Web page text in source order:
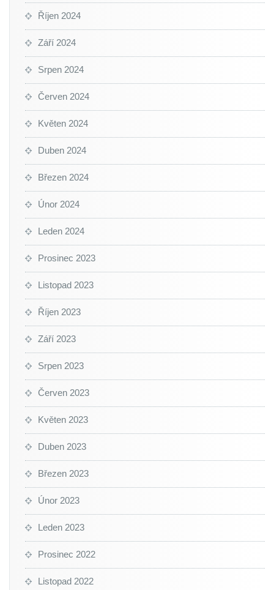
Říjen 2024
Září 2024
Srpen 2024
Červen 2024
Květen 2024
Duben 2024
Březen 2024
Únor 2024
Leden 2024
Prosinec 2023
Listopad 2023
Říjen 2023
Září 2023
Srpen 2023
Červen 2023
Květen 2023
Duben 2023
Březen 2023
Únor 2023
Leden 2023
Prosinec 2022
Listopad 2022